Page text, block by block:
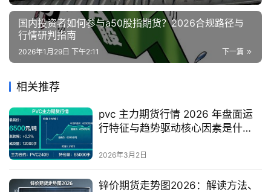
国内投资者如何参与a50股指期货？2026合规路径与
行情研判指南
下一篇
2026年1月29日 下午2:11
相关推荐
pvc 主力期货行情 2026 年盘面运
行特征与趋势驱动核心因素是什
2026年3月2日
锌价期货走势图2026：解读方法、